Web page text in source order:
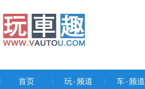
首页 玩۰频道 车۰频道